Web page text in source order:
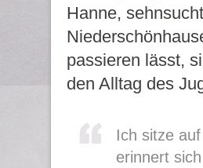
Hanne,
passieren lässt,
den Alltag des
Ich sitze
erinnert